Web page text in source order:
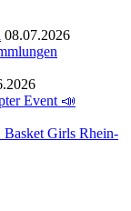
08.07.2026
Event 📣
Girls Rhein-